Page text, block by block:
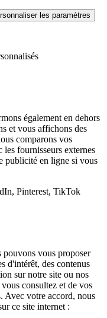
les paramètres
également en dehors
et vous affichons des
comparons vos
les fournisseurs externes
publicité en ligne si vous
Pinterest, TikTok
pouvons vous proposer
d'intérêt, des contenus
sur notre site ou nos
consultez et de vos
Avec votre accord, nous
ce site internet :